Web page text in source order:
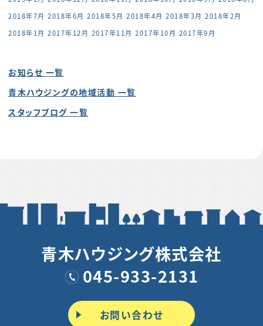
2018年7月 2018年6月 2018年5月 2018年4月 2018年3月 2018年2月
2018年1月 2017年12月 2017年11月 2017年10月 2017年9月
お知らせ 一覧
青木ハウジングの地域活動 一覧
スタッフブログ 一覧
青木ハウジング株式会社
045-933-2131
お問い合わせ